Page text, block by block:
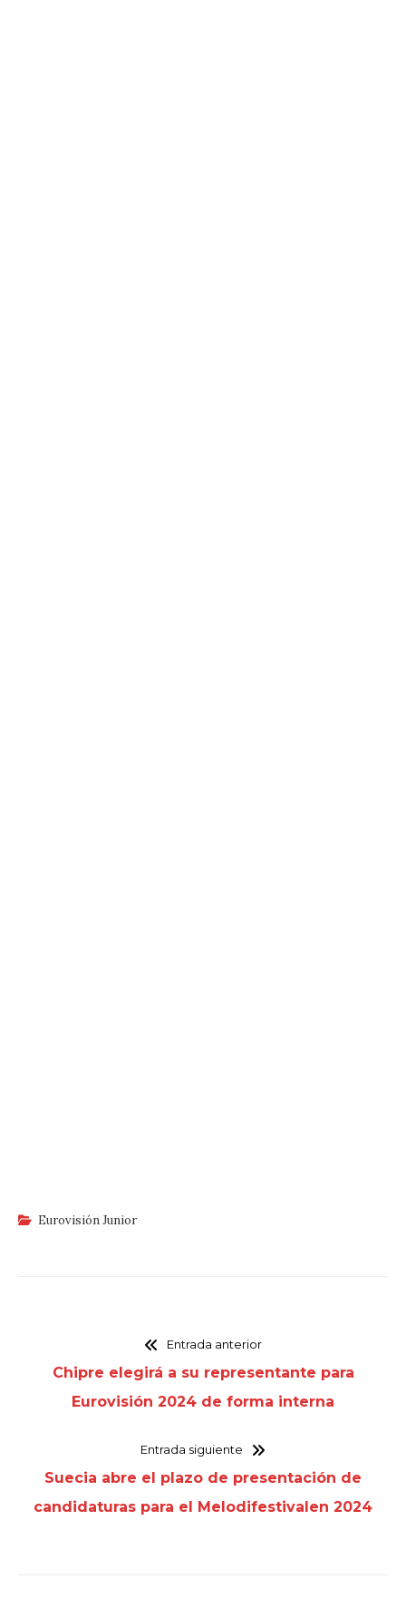
Eurovisión Junior
Entrada anterior
Chipre elegirá a su representante para
Eurovisión 2024 de forma interna
Entrada siguiente
Suecia abre el plazo de presentación de
candidaturas para el Melodifestivalen 2024